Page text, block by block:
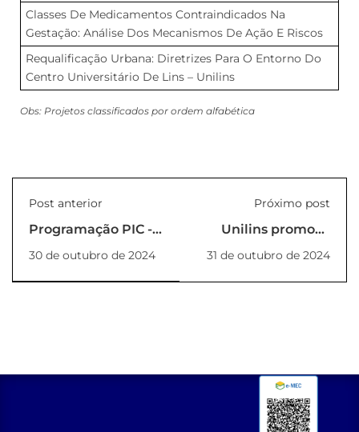
Classes De Medicamentos Contraindicados Na
Gestação: Análise Dos Mecanismos De Ação E Riscos
Requalificação Urbana: Diretrizes Para O Entorno Do
Centro Universitário De Lins – Unilins
Obs: Projetos classificados por ordem alfabética
Post anterior
Programação PIC -
2024
30 de outubro de 2024
Próximo post
Unilins promove
Competição de
31 de outubro de 2024